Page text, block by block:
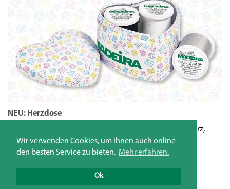
Wir verwenden Cookies, um Ihnen auch online
den besten Service zu bieten. Mehr erfahren.
Ok
NEU: Herzdose
Blechdose gefüllt mit 3 x Aerofil Nähgarn Spulen; schwarz,
weiß und grau
WEITER